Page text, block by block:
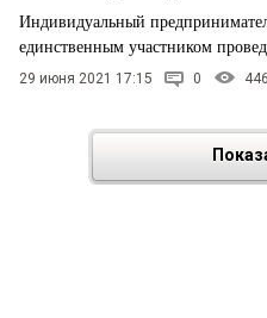
Индивидуальный
единственным участником
29 июня 2021 17:15 0